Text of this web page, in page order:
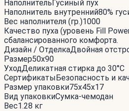
НаполнительГусиный пух
Наполнитель внутренний80%
Вес наполнителя (гр.)1000
Качество пуха (уровень Fill
сбалансированного комфорта.
Дизайн / ОтделкаДвойная
Размер50x90
УходДеликатная стирка до 30°С
СертификатыБезопасность и
Размер упаковки75x45x17
Вид упаковкиСумка-чемодан
Вес1.28 кг